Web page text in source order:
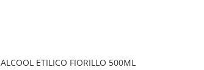
ALCOOL ETILICO FIORILLO 500ML